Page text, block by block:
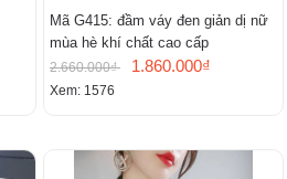
Mã G415: đầm váy đen giản dị nữ
mùa hè khí chất cao cấp
2.660.000₫ 1.860.000₫
Xem: 1576